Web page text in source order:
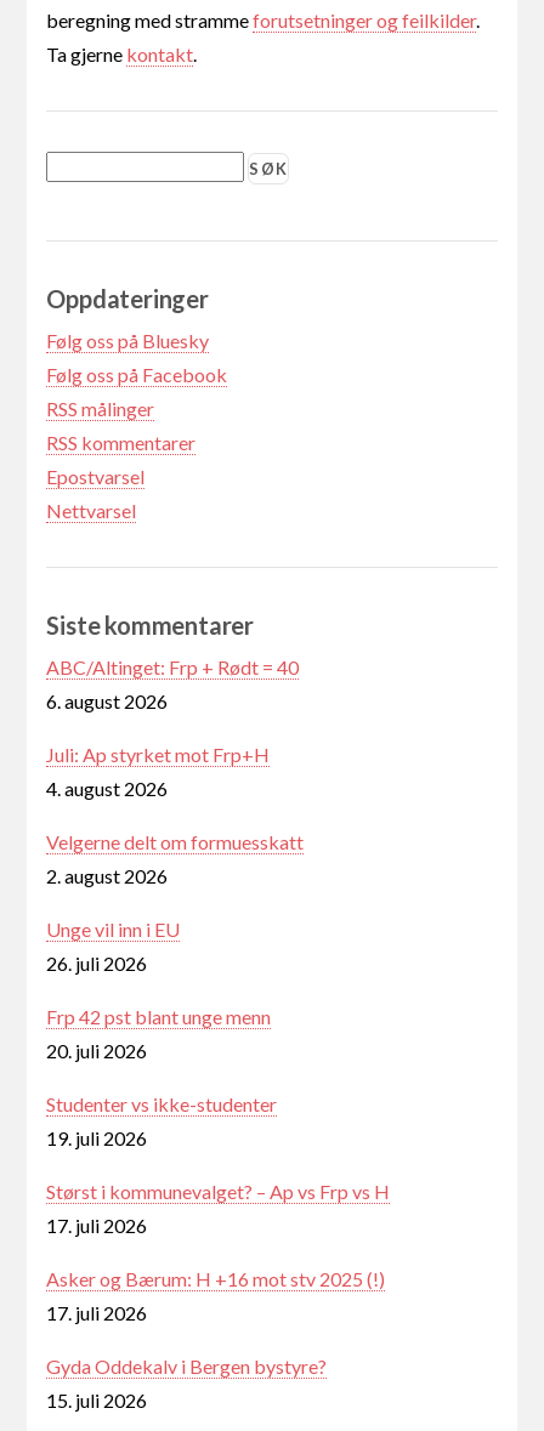
beregning med strammeforutsetninger og feilkilder.
Ta gjerne kontakt.
Oppdateringer
Følg oss på Bluesky
Følg oss på Facebook
RSS målinger
RSS kommentarer
Epostvarsel
Nettvarsel
Siste kommentarer
ABC/Altinget: Frp + Rødt = 40
6. august 2026
Juli: Ap styrket mot Frp+H
4. august 2026
Velgerne delt om formuesskatt
2. august 2026
Unge vil inn i EU
26. juli 2026
Frp 42 pst blant unge menn
20. juli 2026
Studenter vs ikke-studenter
19. juli 2026
Størst i kommunevalget? – Ap vs Frp vs H
17. juli 2026
Asker og Bærum: H +16 mot stv 2025 (!)
17. juli 2026
Gyda Oddekalv i Bergen bystyre?
15. juli 2026